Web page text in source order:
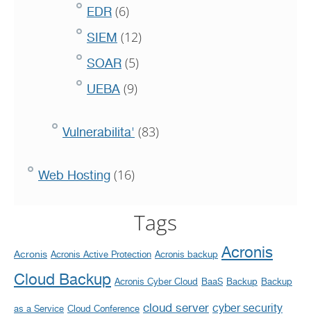
EDR (6)
SIEM (12)
SOAR (5)
UEBA (9)
Vulnerabilita' (83)
Web Hosting (16)
Tags
Acronis Acronis Active Protection Acronis backup Acronis
Cloud Backup Acronis Cyber Cloud BaaS Backup Backup
as a Service Cloud Conference cloud server cyber security